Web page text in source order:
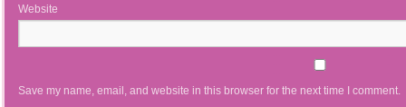
Website
Save my name, email, and website in this browser for the next time I comment.